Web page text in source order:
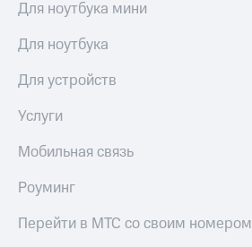
Для ноутбука мини
Для ноутбука
Для устройств
Услуги
Мобильная связь
Роуминг
Перейти в МТС со своим номером